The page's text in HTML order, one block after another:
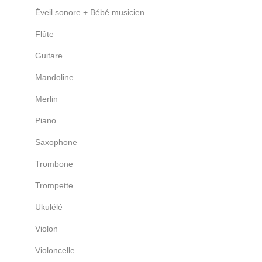
Éveil sonore + Bébé musicien
Flûte
Guitare
Mandoline
Merlin
Piano
Saxophone
Trombone
Trompette
Ukulélé
Violon
Violoncelle